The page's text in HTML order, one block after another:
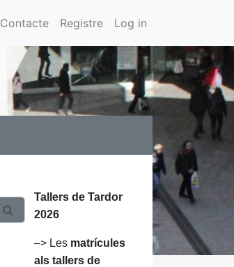
Contacte Registre Log in
Tallers de Tardor
2026
–> Les matrícules
als tallers de